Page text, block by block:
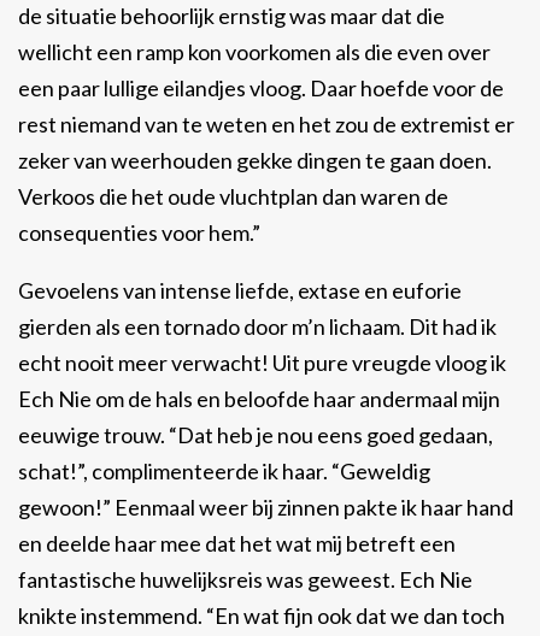
de situatie behoorlijk ernstig was maar dat die
wellicht een ramp kon voorkomen als die even over
een paar lullige eilandjes vloog. Daar hoefde voor de
rest niemand van te weten en het zou de extremist er
zeker van weerhouden gekke dingen te gaan doen.
Verkoos die het oude vluchtplan dan waren de
consequenties voor hem.”
Gevoelens van intense liefde, extase en euforie
gierden als een tornado door m’n lichaam. Dit had ik
echt nooit meer verwacht! Uit pure vreugde vloog ik
Ech Nie om de hals en beloofde haar andermaal mijn
eeuwige trouw. “Dat heb je nou eens goed gedaan,
schat!”, complimenteerde ik haar. “Geweldig
gewoon!” Eenmaal weer bij zinnen pakte ik haar hand
en deelde haar mee dat het wat mij betreft een
fantastische huwelijksreis was geweest. Ech Nie
knikte instemmend. “En wat fijn ook dat we dan toch